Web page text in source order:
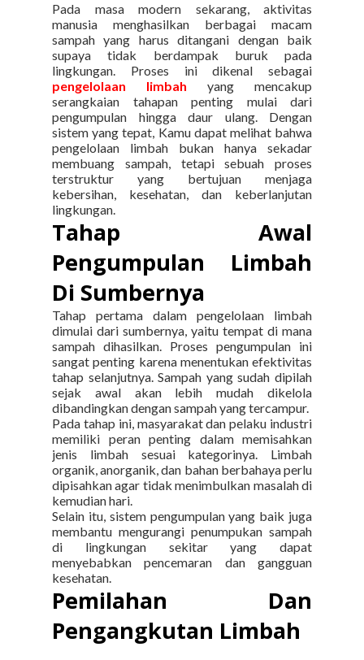
Pada masa modern sekarang, aktivitas
manusia menghasilkan berbagai macam
sampah yang harus ditangani dengan baik
supaya tidak berdampak buruk pada
lingkungan. Proses ini dikenal sebagai
pengelolaan limbah yang mencakup
serangkaian tahapan penting mulai dari
pengumpulan hingga daur ulang. Dengan
sistem yang tepat, Kamu dapat melihat bahwa
pengelolaan limbah bukan hanya sekadar
membuang sampah, tetapi sebuah proses
terstruktur yang bertujuan menjaga
kebersihan, kesehatan, dan keberlanjutan
lingkungan.
Tahap Awal
Pengumpulan Limbah
Di Sumbernya
Tahap pertama dalam pengelolaan limbah
dimulai dari sumbernya, yaitu tempat di mana
sampah dihasilkan. Proses pengumpulan ini
sangat penting karena menentukan efektivitas
tahap selanjutnya. Sampah yang sudah dipilah
sejak awal akan lebih mudah dikelola
dibandingkan dengan sampah yang tercampur.
Pada tahap ini, masyarakat dan pelaku industri
memiliki peran penting dalam memisahkan
jenis limbah sesuai kategorinya. Limbah
organik, anorganik, dan bahan berbahaya perlu
dipisahkan agar tidak menimbulkan masalah di
kemudian hari.
Selain itu, sistem pengumpulan yang baik juga
membantu mengurangi penumpukan sampah
di lingkungan sekitar yang dapat
menyebabkan pencemaran dan gangguan
kesehatan.
Pemilahan Dan
Pengangkutan Limbah